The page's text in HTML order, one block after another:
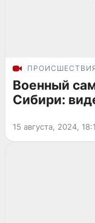
Военный
Сибири:
15 августа, 2024,